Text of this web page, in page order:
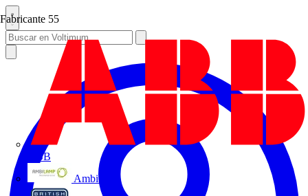
Fabricante 55
ABB
Ambilamp